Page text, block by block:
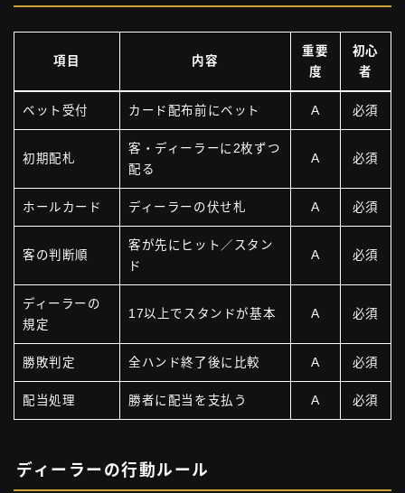
項目 内容
重要
度
初心
者
ベット受付 カード配布前にベット A 必須
初期配札
客・ディーラーに2枚ずつ
配る
A 必須
ホールカード ディーラーの伏せ札 A 必須
客の判断順
客が先にヒット／スタン
ド
A 必須
ディーラーの
規定
17以上でスタンドが基本 A 必須
勝敗判定 全ハンド終了後に比較 A 必須
配当処理 勝者に配当を支払う A 必須
ディーラーの行動ルール